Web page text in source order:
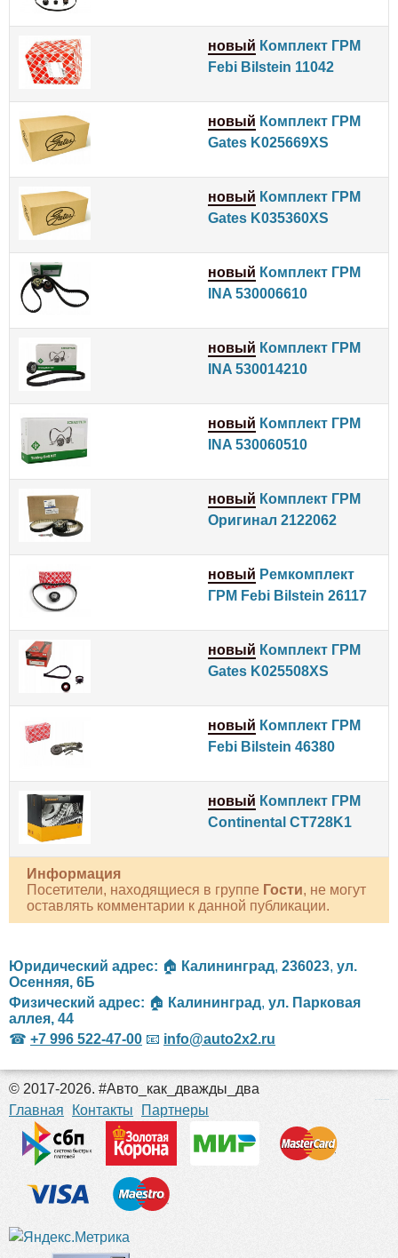
новый Комплект ГРМ
Febi Bilstein 11042
новый Комплект ГРМ
Gates K025669XS
новый Комплект ГРМ
Gates K035360XS
новый Комплект ГРМ
INA 530006610
новый Комплект ГРМ
INA 530014210
новый Комплект ГРМ
INA 530060510
новый Комплект ГРМ
Оригинал 2122062
новый Ремкомплект
ГРМ Febi Bilstein 26117
новый Комплект ГРМ
Gates K025508XS
новый Комплект ГРМ
Febi Bilstein 46380
новый Комплект ГРМ
Continental CT728K1
Информация
Посетители, находящиеся в группе Гости, не могут
оставлять комментарии к данной публикации.
Юридический адрес: 🏠 Калининград, 236023, ул.
Осенняя, 6Б
Физический адрес: 🏠 Калининград, ул. Парковая
аллея, 44
☎ +7 996 522-47-00 📧 info@auto2x2.ru
© 2017-2026. #Авто_как_дважды_два
Главная
Контакты Партнеры